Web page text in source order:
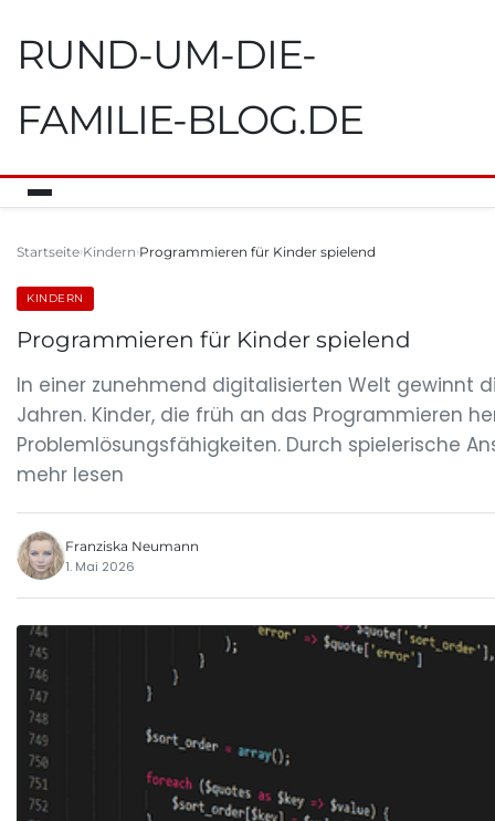
RUND-UM-DIE-
FAMILIE-BLOG.DE
Startseite Kindern Programmieren für Kinder spielend
KINDERN
Programmieren für Kinder spielend
In einer zunehmend digitalisierten Welt gewinnt
Jahren. Kinder, die früh an das Programmieren
Problemlösungsfähigkeiten. Durch spielerische
mehr lesen
Franziska Neumann
1. Mai 2026